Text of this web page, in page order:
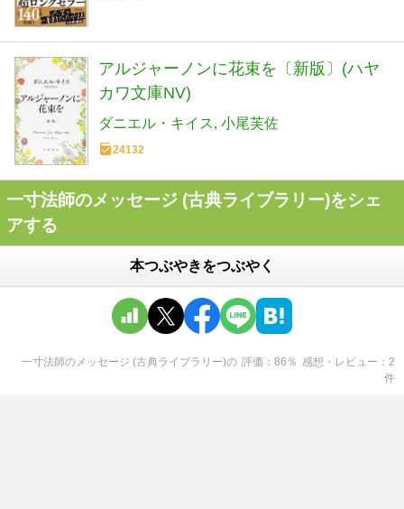
アルジャーノンに花束を〔新版〕(ハヤ
カワ文庫NV)
ダニエル・キイス 小尾芙佐
24132
一寸法師のメッセージ (古典ライブラリー)をシェ
アする
本つぶやきをつぶやく
一寸法師のメッセージ (古典ライブラリー)の 評価 86 ％ 感想・レビュー
2
件